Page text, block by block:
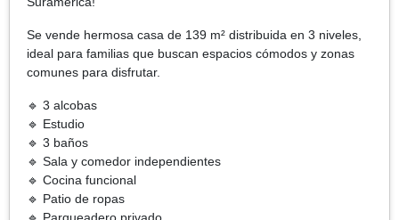
Se vende hermosa casa de 139 m² distribuida en 3 niveles,
ideal para familias que buscan espacios cómodos y zonas
comunes para disfrutar.
🔹 3 alcobas
🔹 Estudio
🔹 3 baños
🔹 Sala y comedor independientes
🔹 Cocina funcional
🔹 Patio de ropas
🔹 Parqueadero privado